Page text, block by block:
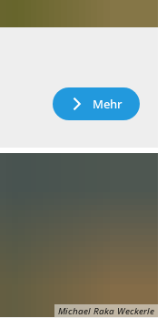
Mehr
Michael Raka Weckerle